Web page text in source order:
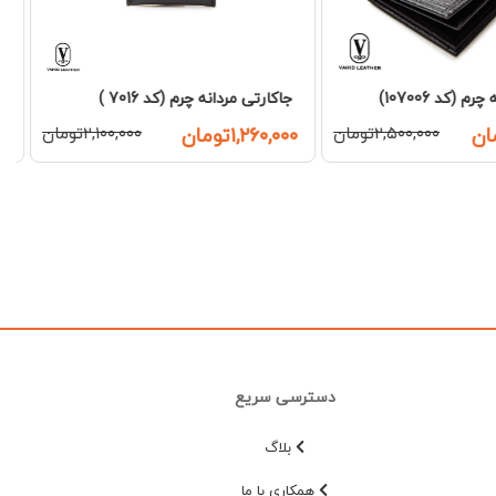
چرم (کد 7016 )
۲,۱۰۰,۰۰۰تومان
جاکارتی مردانه چرم (کد 6006)
۱,۸۶۰,۰۰۰تومان ۳,۱۰۰,۰۰۰تومان
دسترسی سریع
بلاگ
همکاری با ما